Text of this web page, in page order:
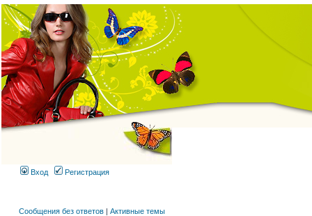
Вход Регистрация
Сообщения без ответов | Активные темы